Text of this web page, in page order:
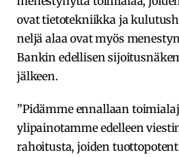
ovat tietotekniikka ja
neljä alaa ovat myös
Bankin edellisen
jälkeen.
”Pidämme ennallaan
ylipainotamme edelleen
rahoitusta, joiden